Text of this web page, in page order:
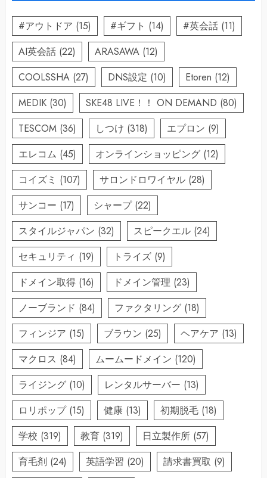
#アウトドア (15) #ギフト (14) #英会話 (11)
AI英会話 (22) ARASAWA (12)
COOLSSHA (27) DNS設定 (10) Etoren (12)
MEDIK (30) SKE48 LIVE！！ ON DEMAND (80)
TESCOM (36) しつけ (318) エプロン (9)
エレコム (45) オンラインショッピング (12)
コイズミ (107) サロンドロワイヤル (28)
サンコー (17) シャープ(22)
スタイルジャパン (32) スピークエル (24)
セキュリティ (19) トライズ (9)
ドメイン取得 (16) ドメイン管理 (23)
ノーブランド (84) ファクタリング (18)
フィンジア (15) ブラウン (25) ヘアケア (13)
マクロス (84) ムームードメイン (120)
ライジング (10) レンタルサーバー (13)
ロリポップ(15) 健康 (13) 初期脱毛 (18)
学校 (319) 教育 (319) 日立製作所 (57)
育毛剤 (24) 英語学習 (20) 請求書買取 (9)